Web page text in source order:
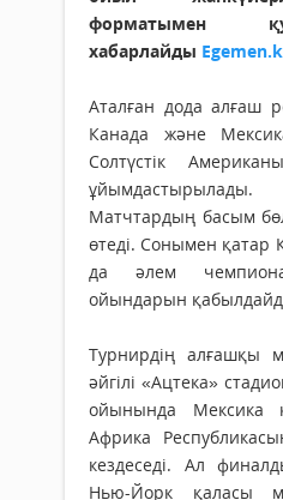
форматымен
хабарлайды
Аталған дода алғаш
Канада және
Солтүстік
ұйымдастырылады.
Матчтардың басым
өтеді. Сонымен қатар
да әлем
ойындарын
Турнирдің алғашқы
әйгілі «Ацтека»
ойынында Мексика
Африка
кездеседі. Ал
Нью-Йорк қаласы